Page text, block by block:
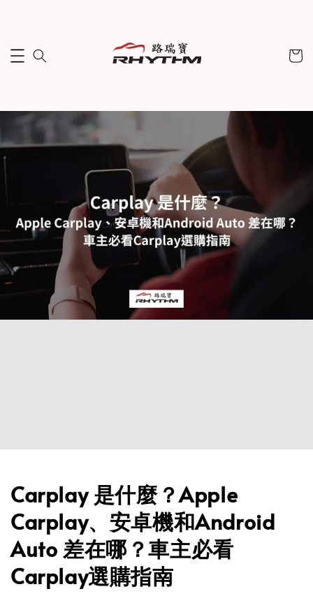
Carplay 是什麼？Apple
Carplay、安卓機和Android
Auto 差在哪？車主必看
Carplay選購指南